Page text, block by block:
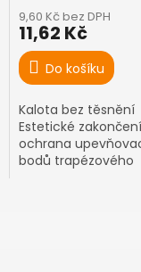
9,60 Kč bez DPH
11,62 Kč
Do košíku
Kalota bez těsnění
Estetické
ochrana
bodů trapézového